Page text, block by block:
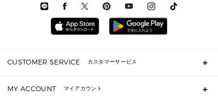
メンズ ウェア
メンズ 時計・その他
メンズウェア
ミニ財布・フラグメントケース
▶ 小物すべて
定期ケース・カードケース・名刺入れ
時計・ジュエリー
アクセサリー
CUSTOMER SERVICE カスタマーサービス
ギフト用にラッピングができますか？
MY ACCOUNT マイアカウント